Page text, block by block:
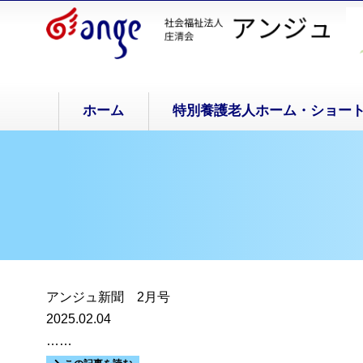
ホーム 特別養護老人ホーム・ショー
アンジュ新聞 2月号
2025.02.04
……